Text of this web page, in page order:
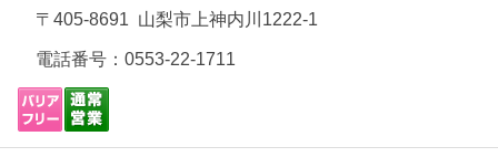
〒405-8691 山梨市上神内川1222-1
電話番号： 0553-22-1711